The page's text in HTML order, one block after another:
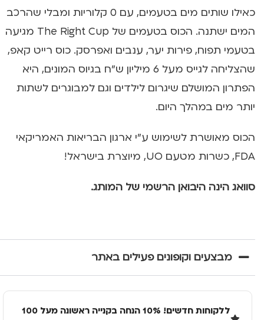
כאילו שותים מים בטעמים, עם 0 קלוריות ומבלי שהרכב
המים ישתנה. הכוס בטעמים של The Right Cup מגיעה
בטעמי תפוח, פירות יער, ענבים ואפרסק. כוס רייט קאפ,
שהצליחה לגייס מעל 6 מיליון ש”ח בגיוס המונים, היא
הפתרון המושלם שיגרום לילדים וגם למבוגרים לשתות
יותר מים במהלך היום.
הכוס מאושרת לשימוש ע”י ארגון הבריאות האמריקאי
FDA, כשרות מטעם UO, מיוצרת בישראל!
סוואג הינה היבואן הרשמי של המותג.
מבצעים וקופונים פעילים באתר
ללקוחות חדשים! 10% הנחה בקנייה ראשונה מעל 100